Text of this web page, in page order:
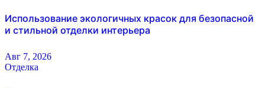
Использование экологичных красок для безопасной
и стильной отделки интерьера
Авг 7, 2026
Отделка